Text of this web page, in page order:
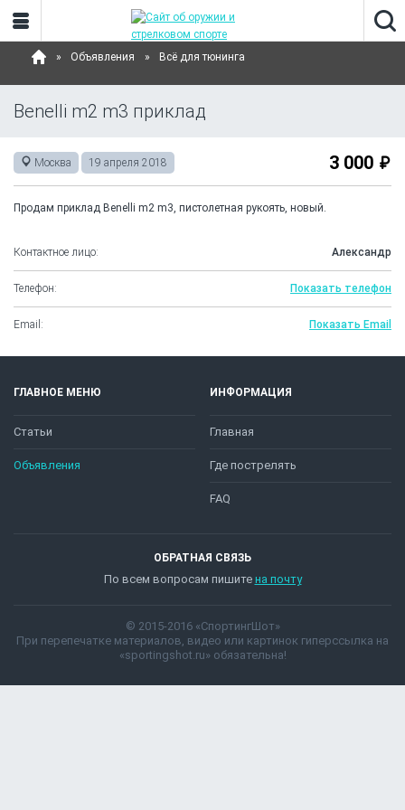
Объявления Всё для тюнинга
Benelli m2 m3 приклад
Москва 19 апреля 2018 3 000
Продам приклад Benelli m2 m3, пистолетная рукоять, новый.
Контактное лицо: Александр
Телефон: Показать телефон
Email: Показать Email
ГЛАВНОЕ МЕНЮ
Статьи
Объявления
ИНФОРМАЦИЯ
Главная
Где пострелять
FAQ
ОБРАТНАЯ СВЯЗЬ
По всем вопросам пишите на почту
© 2015-2016 «СпортингШот»
При перепечатке материалов, видео или картинок гиперссылка на
«sportingshot.ru» обязательна!